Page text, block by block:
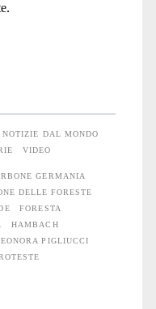
NOTIZIE DAL MONDO
VIDEO
GERMANIA
DELLE FORESTE
FORESTA
HAMBACH
PIGLIUCCI